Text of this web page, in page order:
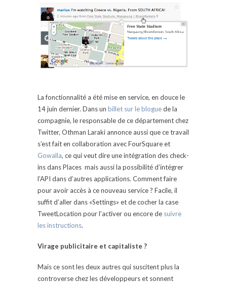
La fonctionnalité a été mise en service, en douce le
14 juin dernier. Dans un billet sur le bloguede la
compagnie, le responsable de ce département chez
Twitter, Othman Laraki annonce aussi que ce travail
s’est fait en collaboration avec FourSquare et
Gowalla, ce qui veut dire une intégration des check-
ins dans Places mais aussi la possibilité d’intégrer
l’API dans d’autres applications. Comment faire
pour avoir accès à ce nouveau service ? Facile, il
suffit d’aller dans «Settings» et de cocher la case
TweetLocation pour l’activer ou encore de suivre
les instructions.
Virage publicitaire et capitaliste ?
Mais ce sont les deux autres qui suscitent plus la
controverse chez les développeurs et sonnent